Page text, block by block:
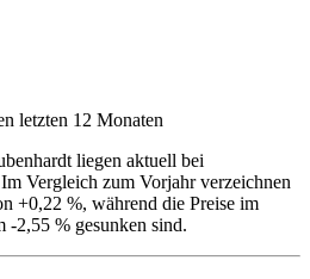
letzten 12 Monaten
liegen aktuell bei
Vergleich zum Vorjahr verzeichnen
+0,22 %, während die Preise im
-2,55 % gesunken sind.